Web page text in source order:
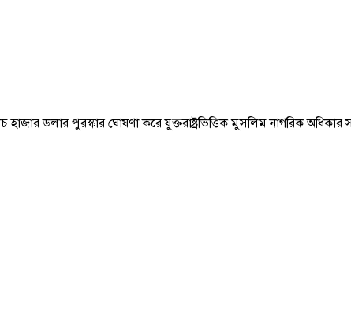
ডলার পুরস্কার ঘোষণা করে যুক্তরাষ্ট্রভিত্তিক মুসলিম নাগরিক